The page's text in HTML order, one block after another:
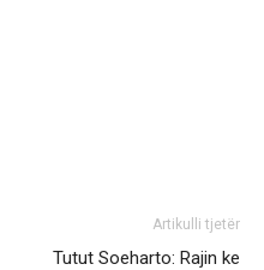
Artikulli tjetër
Tutut Soeharto: Rajin ke